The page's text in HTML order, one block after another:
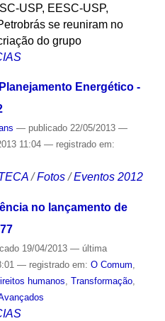
USP, EESC-USP,
se reuniram no
do grupo
Energético -
— publicado22/05/2013 —
11:04 — registrado em:
/Fotos /Eventos 2012
no lançamento de
19/04/2013 — última
— registrado em: O Comum,
humanos, Transformação,